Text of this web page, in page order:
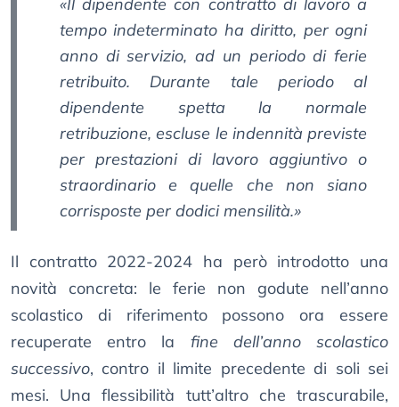
«Il dipendente con contratto di lavoro a
tempo indeterminato ha diritto, per ogni
anno di servizio, ad un periodo di ferie
retribuito. Durante tale periodo al
dipendente spetta la normale
retribuzione, escluse le indennità previste
per prestazioni di lavoro aggiuntivo o
straordinario e quelle che non siano
corrisposte per dodici mensilità.»
Il contratto 2022-2024 ha però introdotto una
novità concreta: le ferie non godute nell’anno
scolastico di riferimento possono ora essere
recuperate entro la fine dell’anno scolastico
successivo, contro il limite precedente di soli sei
mesi. Una flessibilità tutt’altro che trascurabile,